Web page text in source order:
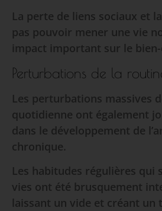
La perte de liens sociaux et
pas pouvoir mener une vie
impact important sur le
Perturbations de la
Les perturbations massives
quotidienne ont également
dans le développement de
chronique.
Les habitudes régulières qui
vies ont été brusquement
laissant un vide et créant un